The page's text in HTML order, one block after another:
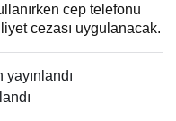
cep telefonu
cezası uygulanacak.
yayınlandı